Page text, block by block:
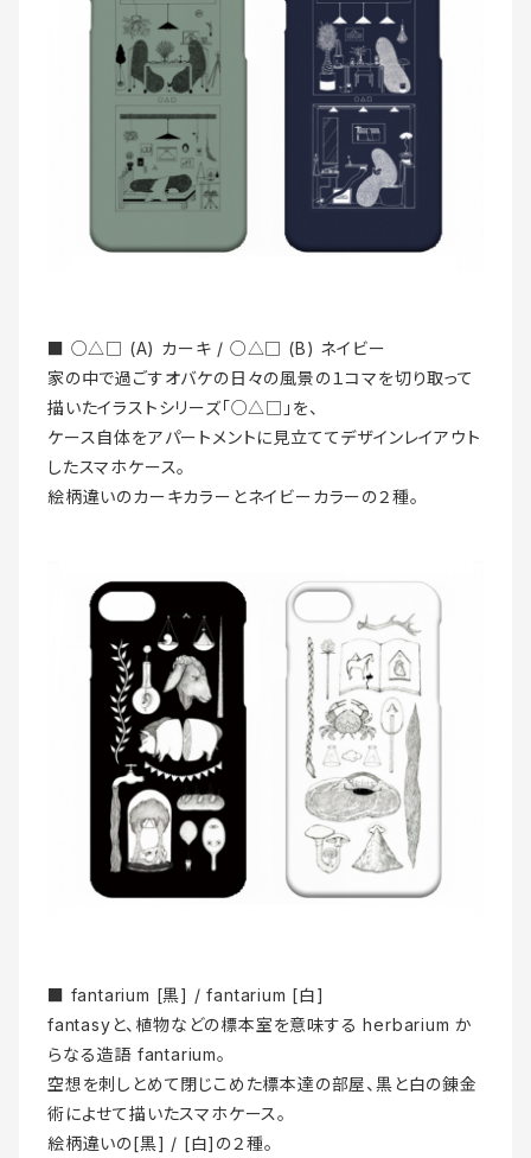
■ ○△□ (A) カーキ / ○△□ (B) ネイビー
家の中で過ごすオバケの日々の風景の１コマを切り取って
描いたイラストシリーズ「○△□」を、
ケース自体をアパートメントに見立ててデザインレイアウト
したスマホケース。
絵柄違いのカーキカラーとネイビーカラーの２種。
■ fantarium [黒] / fantarium [白]
fantasyと、植物などの標本室を意味する herbarium か
らなる造語 fantarium。
空想を刺しとめて閉じこめた標本達の部屋、黒と白の錬金
術によせて描いたスマホケース。
絵柄違いの[黒] / [白]の２種。